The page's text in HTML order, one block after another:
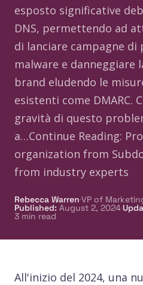
esposto significative
DNS, permettendo ad
di lanciare campagne
malware e danneggiare
brand eludendo le
esistenti come DMARC.
gravità di questo
a…Continue Reading:
organization from
from industry experts
Rebecca Warren·VP of
Published: August 2, 2024·
3 min read
All'inizio del 2024, una